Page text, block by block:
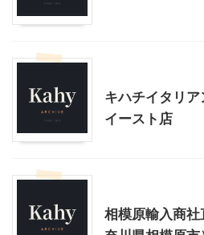
キハチイタリ
イースト店
相模原輸入商社